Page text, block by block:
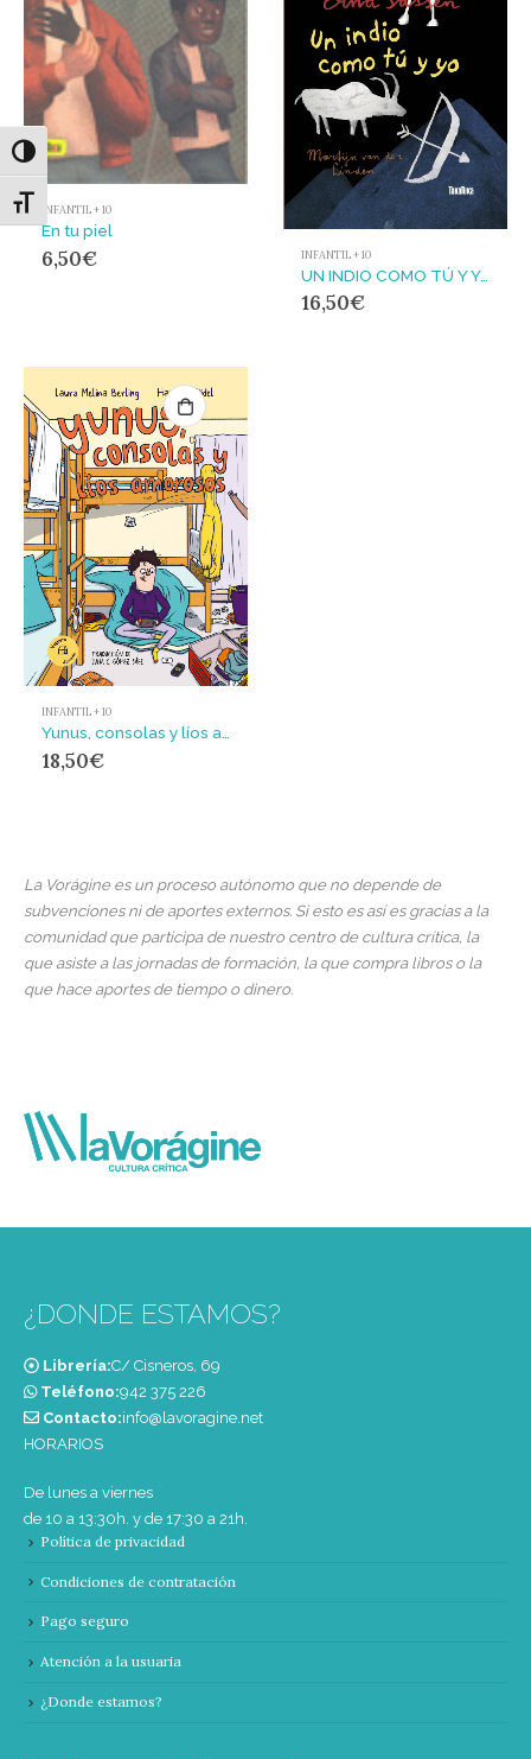
Alternar alto contraste
Alternar tamaño de letra
INFANTIL + 10
En tu piel
6,50€ INFANTIL + 10
UN INDIO COMO TÚ Y YO
16,50€
INFANTIL + 10
18,50€
La Vorágine es un proceso autónomo que no depende de
subvenciones ni de aportes externos. Si esto es así es gracias a la
comunidad que participa de nuestro centro de cultura crítica, la
que asiste a las jornadas de formación, la que compra libros o la
que hace aportes de tiempo o dinero.
¿DONDE ESTAMOS?
Librería:C/ Cisneros, 69
Teléfono:‭942 375 226‬
Contacto:info@lavoragine.net
HORARIOS
De lunes a viernes
de 10 a 13:30h. y de 17:30 a 21h.
Política de privacidad
Condiciones de contratación
Pago seguro
Atención a la usuaria
¿Donde estamos?